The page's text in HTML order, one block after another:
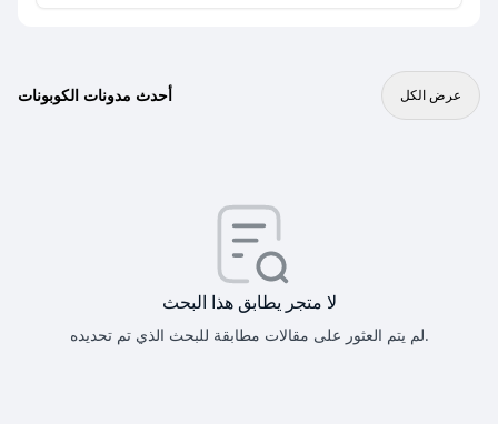
أحدث مدونات الكوبونات عرض الكل
لا متجر يطابق هذا البحث
لم يتم العثور على مقالات مطابقة للبحث الذي تم تحديده.